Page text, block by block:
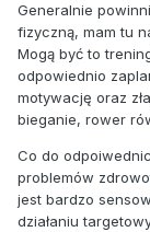
Generalnie
fizyczną, mam tu
Mogą być to
odpowiednio
motywację oraz
bieganie, rower
Co do
problemów
jest bardzo
działaniu